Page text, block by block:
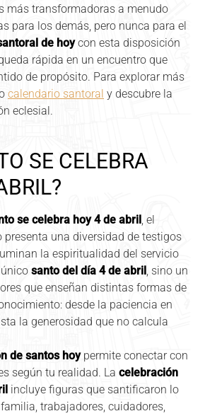
más transformadoras a menudo
para los demás, pero nunca para el
de hoycon esta disposición
rápida en un encuentro que
de propósito. Para explorar más
calendario santoral y descubre la
eclesial.
SE CELEBRA
se celebra hoy 4 de abril, el
una diversidad de testigos
la espiritualidad del servicio
santo del día 4 de abril, sino un
que enseñan distintas formas de
desde la paciencia en
la generosidad que no calcula
de santos hoypermite conectar con
según tu realidad. La celebración
incluye figuras que santificaron lo
trabajadores, cuidadores,